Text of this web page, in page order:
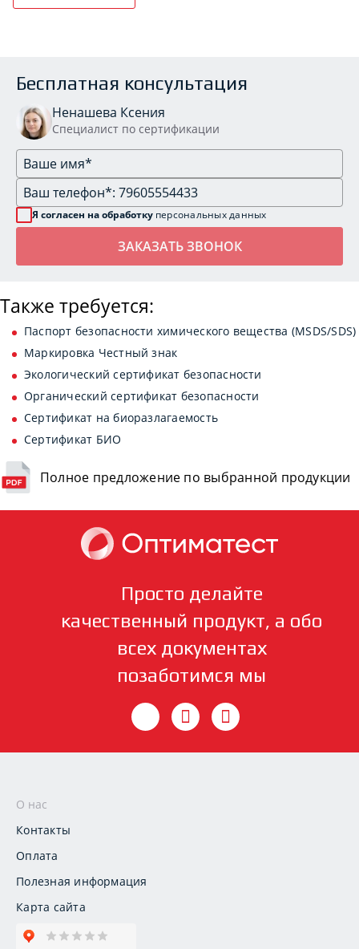
Бесплатная консультация
Ненашева Ксения
Специалист по сертификации
Я согласен на обработку персональных данных
Также требуется:
Паспорт безопасности химического вещества (MSDS/SDS)
Маркировка Честный знак
Экологический сертификат безопасности
Органический сертификат безопасности
Сертификат на биоразлагаемость
Сертификат БИО
Полное предложение по выбранной продукции
Просто делайте
качественный продукт, а обо
всех документах
позаботимся мы
О нас
Контакты
Оплата
Полезная информация
Карта сайта